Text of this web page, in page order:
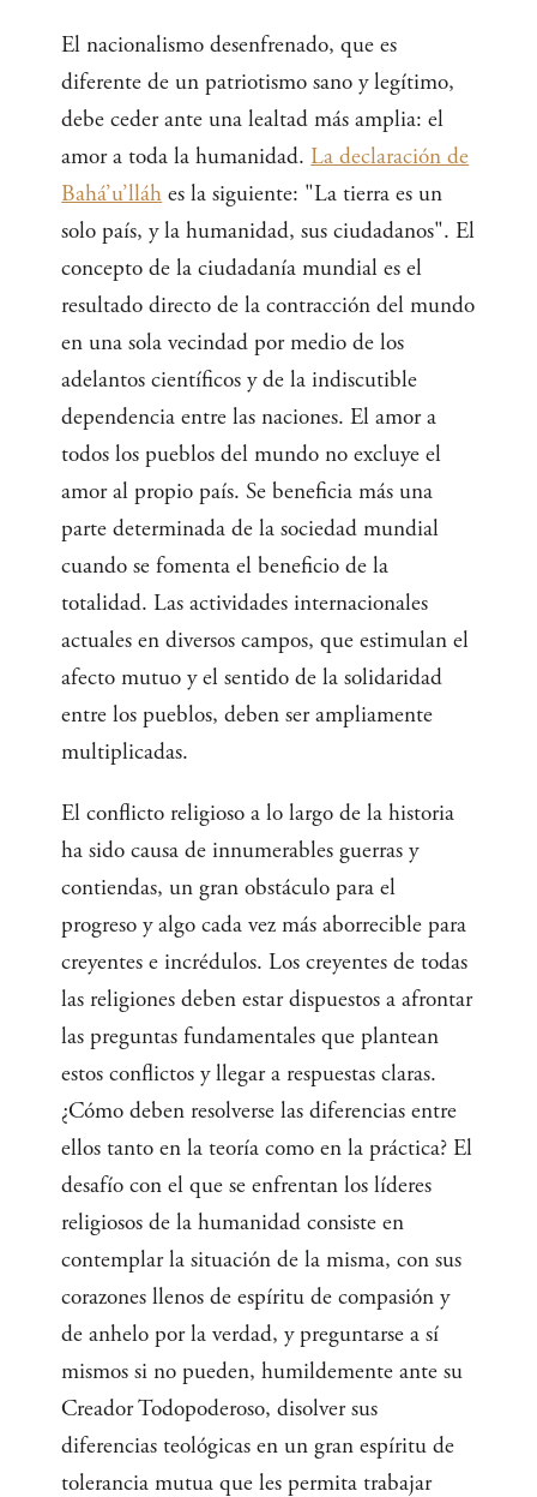
El nacionalismo desenfrenado, que es
diferente de un patriotismo sano y legítimo,
debe ceder ante una lealtad más amplia: el
amor a toda la humanidad. La declaración de
Bahá’u’lláh es la siguiente: "La tierra es un
solo país, y la humanidad, sus ciudadanos". El
concepto de la ciudadanía mundial es el
resultado directo de la contracción del mundo
en una sola vecindad por medio de los
adelantos científicos y de la indiscutible
dependencia entre las naciones. El amor a
todos los pueblos del mundo no excluye el
amor al propio país. Se beneficia más una
parte determinada de la sociedad mundial
cuando se fomenta el beneficio de la
totalidad. Las actividades internacionales
actuales en diversos campos, que estimulan el
afecto mutuo y el sentido de la solidaridad
entre los pueblos, deben ser ampliamente
multiplicadas.
El conflicto religioso a lo largo de la historia
ha sido causa de innumerables guerras y
contiendas, un gran obstáculo para el
progreso y algo cada vez más aborrecible para
creyentes e incrédulos. Los creyentes de todas
las religiones deben estar dispuestos a afrontar
las preguntas fundamentales que plantean
estos conflictos y llegar a respuestas claras.
¿Cómo deben resolverse las diferencias entre
ellos tanto en la teoría como en la práctica? El
desafío con el que se enfrentan los líderes
religiosos de la humanidad consiste en
contemplar la situación de la misma, con sus
corazones llenos de espíritu de compasión y
de anhelo por la verdad, y preguntarse a sí
mismos si no pueden, humildemente ante su
Creador Todopoderoso, disolver sus
diferencias teológicas en un gran espíritu de
tolerancia mutua que les permita trabajar